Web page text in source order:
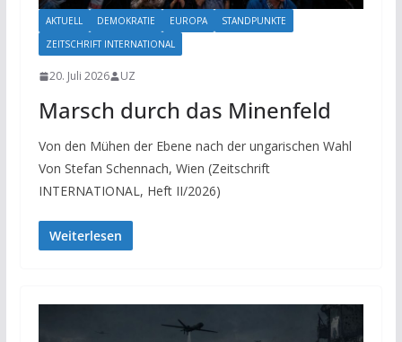
AKTUELL DEMOKRATIE EUROPA
STANDPUNKTE
ZEITSCHRIFT INTERNATIONAL
20. Juli 2026 UZ
Marsch durch das Minenfeld
Von den Mühen der Ebene nach der ungarischen Wahl
Von Stefan Schennach, Wien (Zeitschrift
INTERNATIONAL, Heft II/2026)
Weiterlesen